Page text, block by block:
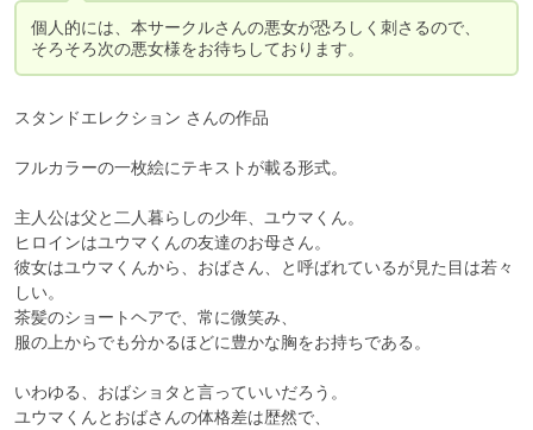
個人的には、本サークルさんの悪女が恐ろしく刺さるので、
そろそろ次の悪女様をお待ちしております。
スタンドエレクション さんの作品
フルカラーの一枚絵にテキストが載る形式。
主人公は父と二人暮らしの少年、ユウマくん。
ヒロインはユウマくんの友達のお母さん。
彼女はユウマくんから、おばさん、と呼ばれているが見た目は若々
しい。
茶髪のショートヘアで、常に微笑み、
服の上からでも分かるほどに豊かな胸をお持ちである。
いわゆる、おばショタと言っていいだろう。
ユウマくんとおばさんの体格差は歴然で、